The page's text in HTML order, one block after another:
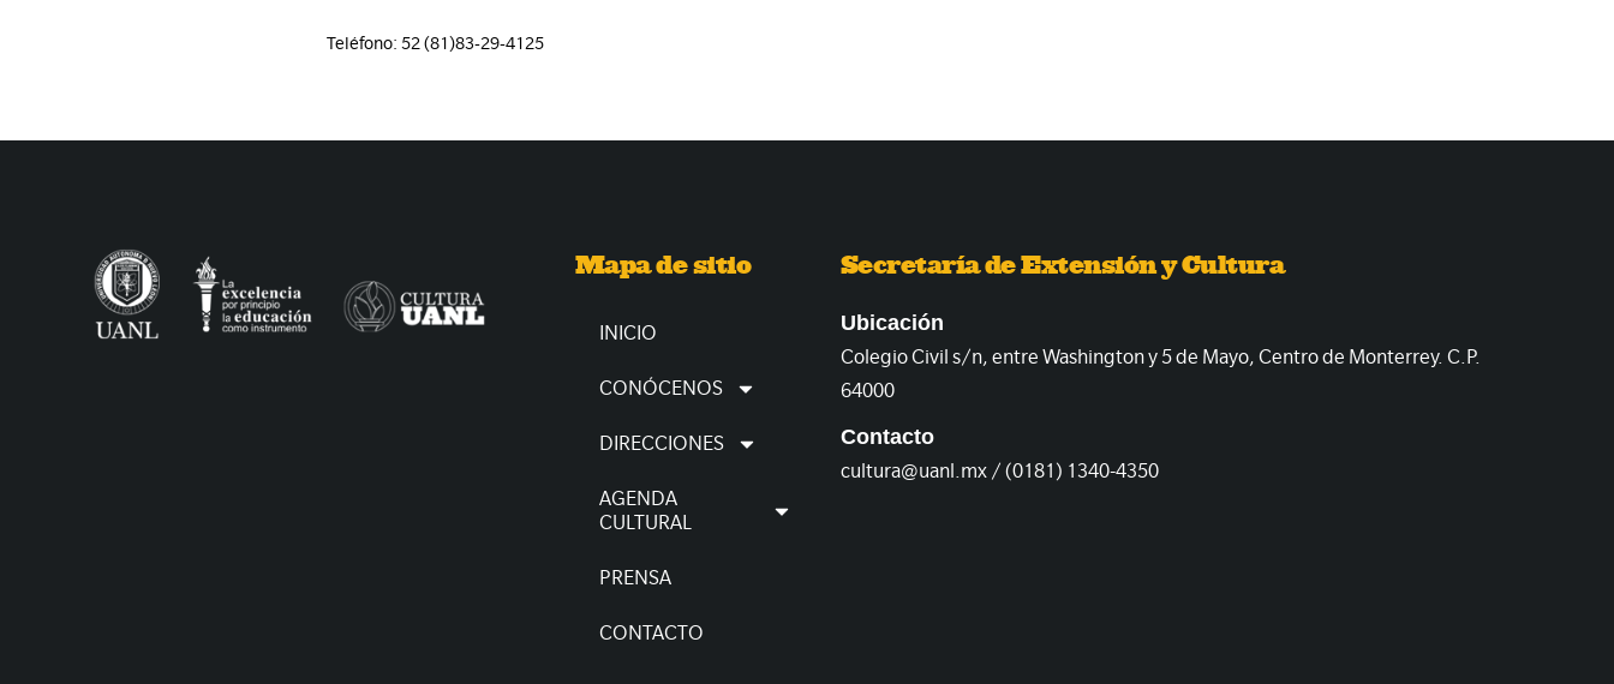
Teléfono: 52 (81)83-29-4125
Mapa de sitio
INICIO
CONÓCENOS
DIRECCIONES
AGENDA
CULTURAL
PRENSA
CONTACTO
Secretaría de Extensión y Cultura
Ubicación
Colegio Civil s/n, entre Washington y 5 de Mayo, Centro de Monterrey. C.P.
64000
Contacto
cultura@uanl.mx / (0181) 1340-4350